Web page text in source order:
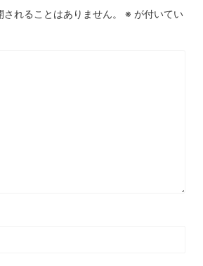
れることはありません。 ※ が付いてい